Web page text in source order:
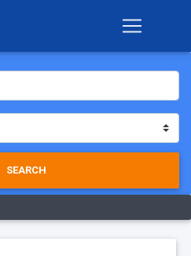
SEARCH